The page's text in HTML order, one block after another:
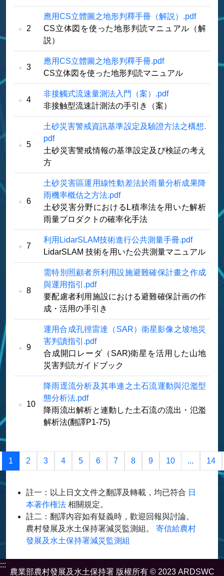
2
應用CS立體圖之地形判釋手冊（解説）.pdf
CS立体図を使った地形判読マニュアル（解
説）
3
應用CS立體圖之地形判釋手冊.pdf
CS立体図を使った地形判読マニュアル
4
非接觸式流速量測法入門（案）.pdf
非接触型流速計測法の手引き（案）
5
土砂災害警戒資訊基準設定及驗證方法之構想.
pdf
土砂災害警戒情報の基準設定及び検証の考え
方
6
土砂災害區運用線性動差法於雨量分析成果降
雨機率概估之方法.pdf
土砂災害分野におけるL積率法を用いた解析
雨量プロダクトの確率化手法
7
利用LidarSLAM技術進行公共測量手冊.pdf
LidarSLAM 技術を用いた公共測量マニュアル
8
需特別照顧者所利用設施避難確保計畫之作成
與運用指引.pdf
要配慮者利用施設における避難確保計画の作
成・活用の手引き
9
運用合成孔徑雷達（SAR）衛星影像之坡地災
害判讀指引.pdf
合成開口レーダ（SAR)衛星を活用した山地
災害判読ガイドブック
10
降雨逕流分析及其串連之土石流運動與氾濫型
態分析法.pdf
降雨流出解析と連動した土石流の流出・氾濫
解析法(翻譯P1-75)
1 2 3 4 5 6 7 8 9 10 ... 14
註一：以上日文文件之翻譯及轉載，均已符合 日
本著作権法 相關規定。
註二：翻譯內容如有疑義時，歡迎回報與討論。
農村發展及水土保持署減災監測組。 寄信給農村
發展及水土保持署減災監測組
:::
農業部農村發展及水土保持署 版權所有 © 2023 ARDSWC